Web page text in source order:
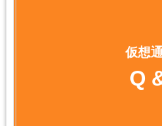
仮想
Q